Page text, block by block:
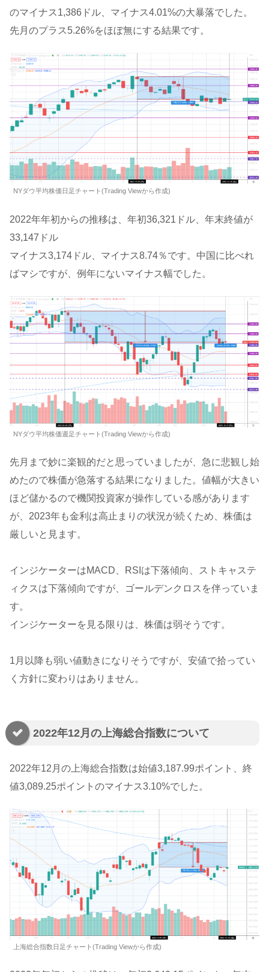
のマイナス1,386ドル、マイナス4.01%の大暴落でした。
先月のプラス5.26%をほぼ無にする結果です。
NYダウ平均株価日足チャート(Trading Viewから作成)
2022年年初からの推移は、年初36,321ドル、年末終値が
33,147ドル
マイナス3,174ドル、マイナス8.74％です。中国に比べれ
ばマシですが、例年にないマイナス幅でした。
NYダウ平均株価週足チャート(Trading Viewから作成)
先月まで妙に楽観的だと思っていましたが、急に悲観し始
めたので株価が急落する結果になりました。値幅が大きい
ほど儲かるので機関投資家が操作している感があります
が、2023年も金利は高止まりの状況が続くため、株価は
厳しいと見ます。
インジケーターはMACD、RSIは下落傾向、ストキャステ
ィクスは下落傾向ですが、ゴールデンクロスを伴っていま
す。
インジケーターを見る限りは、株価は弱そうです。
1月以降も弱い値動きになりそうですが、安値で拾ってい
く方針に変わりはありません。
2022年12月の上海総合指数について
2022年12月の上海総合指数は始値3,187.99ポイント、終
値3,089.25ポイントのマイナス3.10%でした。
上海総合指数日足チャート(Trading Viewから作成)